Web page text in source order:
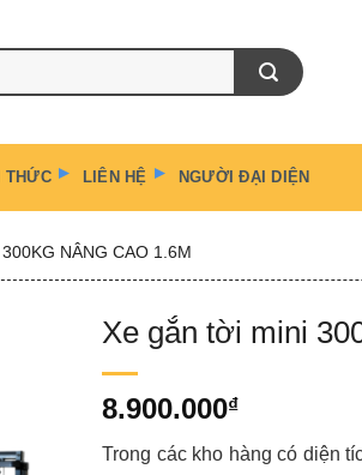
THỨC LIÊN HỆ NGƯỜI ĐẠI DIỆN
NÂNG CAO 1.6M
Xe gắn tời mini
8.900.000₫
Trong các kho hàng có diện